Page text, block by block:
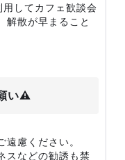
してカフェ歓談会
解散が早まること
い⚠️
遠慮ください。
スなどの勧誘も禁